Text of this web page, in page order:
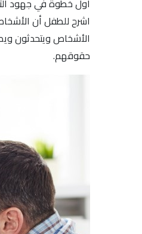
اشرح للطفل أن
الأشخاص ويتحدثون
حقوقهم.